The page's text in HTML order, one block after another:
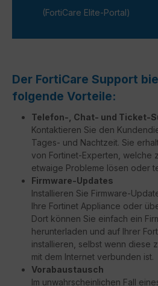
(FortiCare Elite-Portal)
Der FortiCare Support
folgende Vorteile:
Telefon-, Chat- und Ticket-
Kontaktieren Sie den
Tages- und Nachtzeit. Sie
von Fortinet-Experten, welche
etwaige Probleme lösen oder
Firmware-Updates
Installieren Sie Firmware-
Ihre Fortinet Appliance oder
Dort können Sie einfach ein
herunterladen und auf Ihrer
installieren, selbst wenn diese
mit dem Internet verbunden ist.
Vorabaustausch
Im unwahrscheinlichen Fall